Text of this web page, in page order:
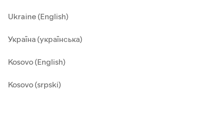
Ukraine (English)
Україна (українська)
Kosovo (English)
Kosovo (srpski)